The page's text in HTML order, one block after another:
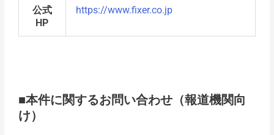
公式
HP
https://www.fixer.co.jp
■本件に関するお問い合わせ（報道機関向
け）